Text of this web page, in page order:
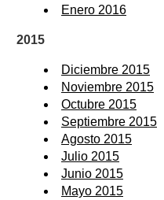
Enero 2016
2015
Diciembre 2015
Noviembre 2015
Octubre 2015
Septiembre 2015
Agosto 2015
Julio 2015
Junio 2015
Mayo 2015